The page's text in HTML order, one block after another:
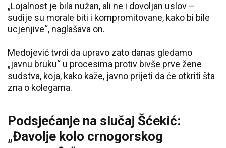
„Lojalnost je bila nužan, ali ne i dovoljan uslov –
sudije su morale biti i kompromitovane, kako bi bile
ucjenjive“, naglašava on.
Medojević tvrdi da upravo zato danas gledamo
„javnu bruku“ u procesima protiv bivše prve žene
sudstva, koja, kako kaže, javno prijeti da će otkriti šta
zna o kolegama.
Podsjećanje na slučaj Šćekić:
„Đavolje kolo crnogorskog